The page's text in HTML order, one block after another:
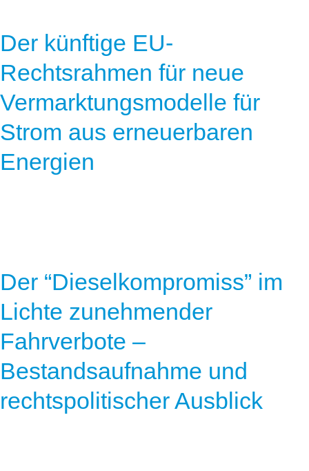
Der künftige EU-
Rechtsrahmen für neue
Vermarktungsmodelle für
Strom aus erneuerbaren
Energien
Der “Dieselkompromiss” im
Lichte zunehmender
Fahrverbote –
Bestandsaufnahme und
rechtspolitischer Ausblick